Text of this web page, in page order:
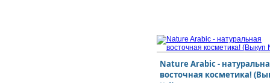
Nature Arabic -
восточная косметика!